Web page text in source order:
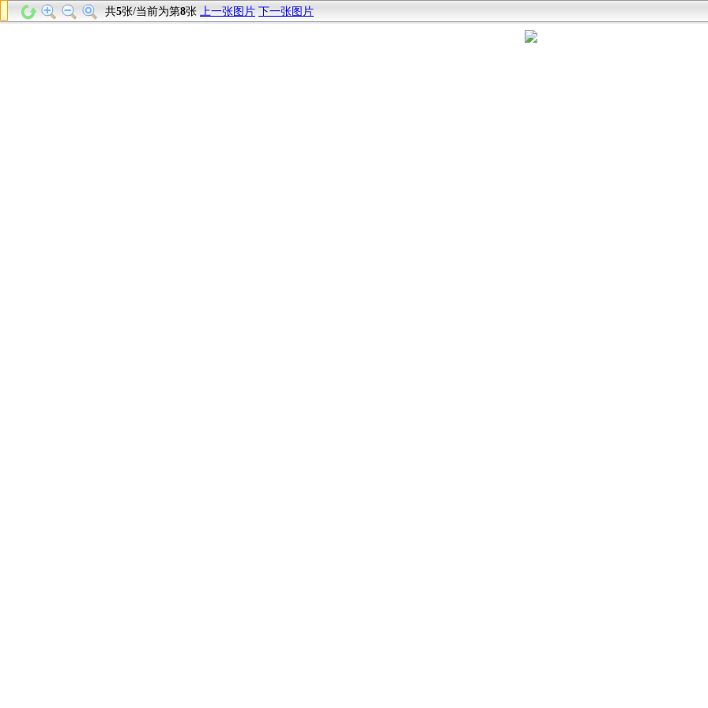
共5张/当前为第8张 上一张图片 下一张图片